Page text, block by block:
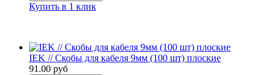
Купить в 1 клик
IEK // Скобы для кабеля 9мм (100 шт) плоские
91.00 руб